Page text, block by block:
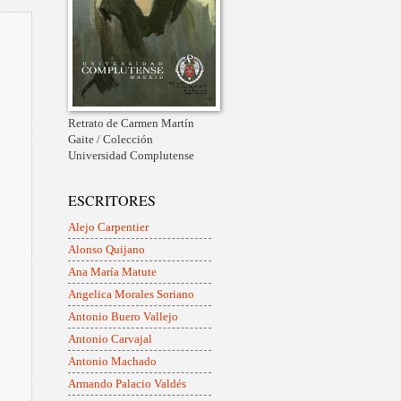
Retrato de Carmen Martín
Gaite / Colección
Universidad Complutense
ESCRITORES
Alejo Carpentier
Alonso Quijano
Ana María Matute
Angelica Morales Soriano
Antonio Buero Vallejo
Antonio Carvajal
Antonio Machado
Armando Palacio Valdés